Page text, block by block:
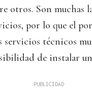
otros. Son muchas
por lo que el
servicios técnicos
de instalar un